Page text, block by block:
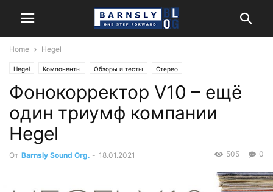
Home Hegel
Hegel Компоненты Обзоры и тесты Стерео
Фонокорректор V10 – ещё
один триумф компании
Hegel
От Barnsly Sound Org. - 18.01.2021 0
505